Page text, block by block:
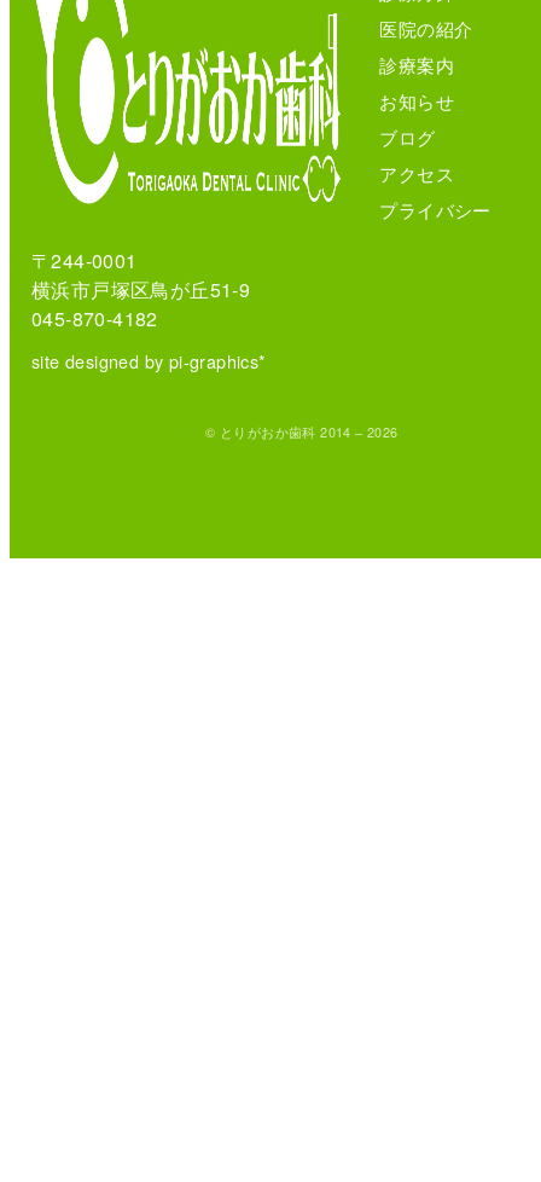
〒244-0001
横浜市戸塚区鳥が丘51-9
045-870-4182
site designed by pi-graphics*
医院の紹介
診療案内
お知らせ
ブログ
アクセス
プライバシー
© とりがおか歯科 2014 – 2026